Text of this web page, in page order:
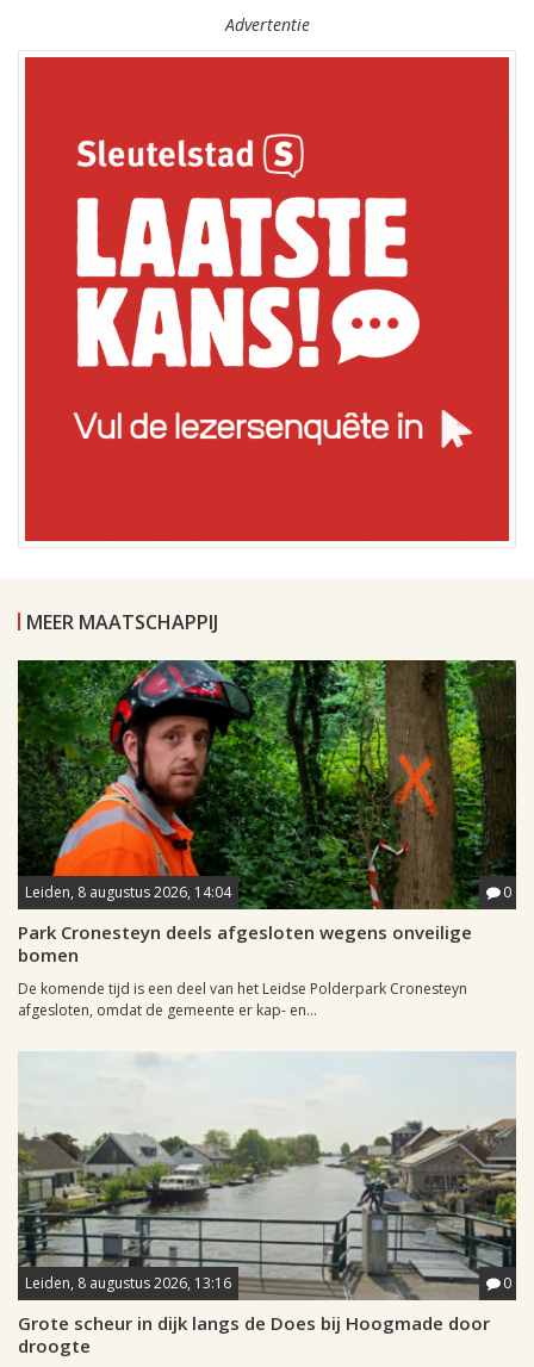
Advertentie
MEER MAATSCHAPPIJ
Leiden, 8 augustus 2026, 14:04 0
Park Cronesteyn deels afgesloten wegens onveilige
bomen
De komende tijd is een deel van het Leidse Polderpark Cronesteyn
afgesloten, omdat de gemeente er kap- en...
Leiden, 8 augustus 2026, 13:16 0
Grote scheur in dijk langs de Does bij Hoogmade door
droogte